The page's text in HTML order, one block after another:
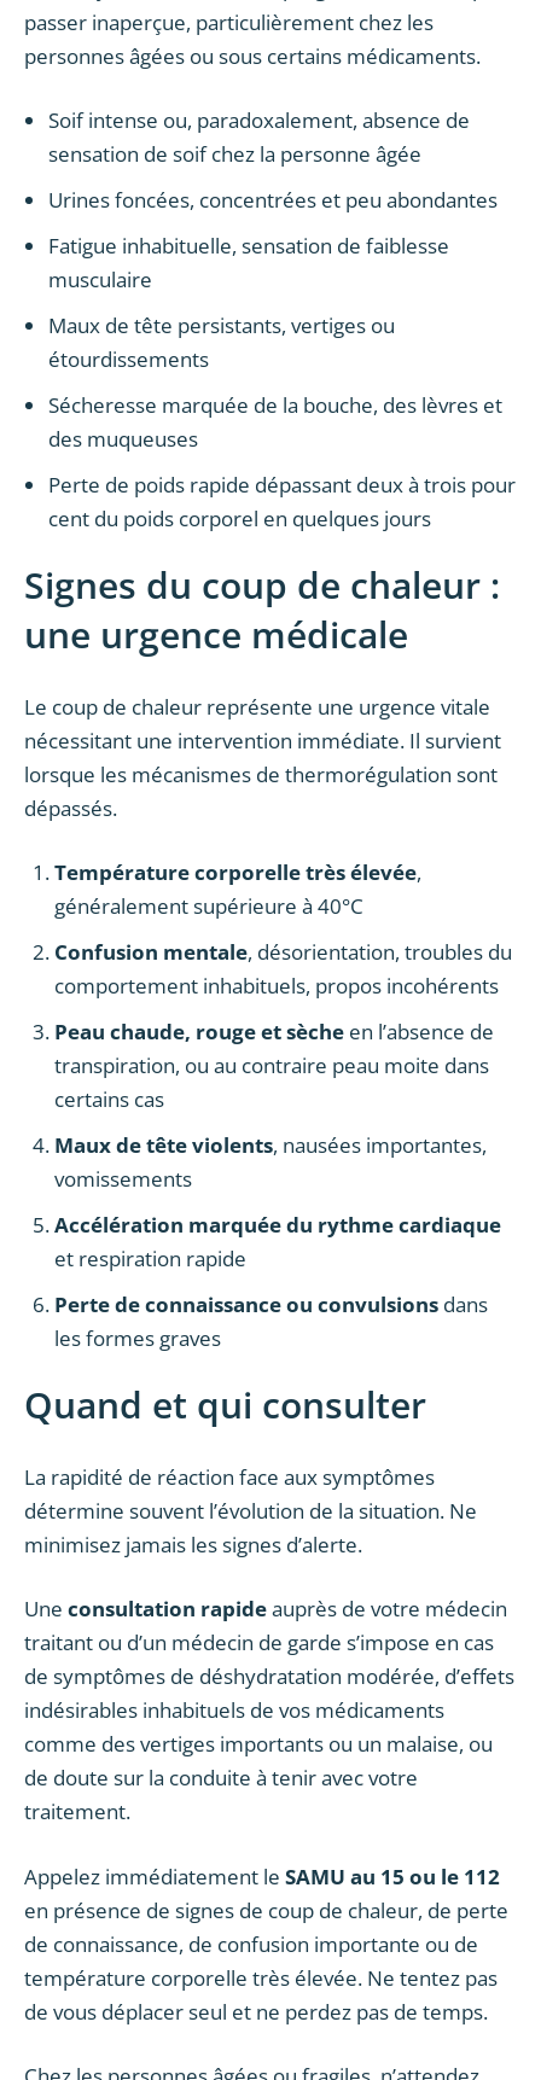
passer inaperçue, particulièrement chez les
personnes âgées ou sous certains médicaments.
Soif intense ou, paradoxalement, absence de
sensation de soif chez la personne âgée
Urines foncées, concentrées et peu abondantes
Fatigue inhabituelle, sensation de faiblesse
musculaire
Maux de tête persistants, vertiges ou
étourdissements
Sécheresse marquée de la bouche, des lèvres et
des muqueuses
Perte de poids rapide dépassant deux à trois pour
cent du poids corporel en quelques jours
Signes du coup de chaleur :
une urgence médicale
Le coup de chaleur représente une urgence vitale
nécessitant une intervention immédiate. Il survient
lorsque les mécanismes de thermorégulation sont
dépassés.
Température corporelle très élevée,
généralement supérieure à 40°C
Confusion mentale, désorientation, troubles du
comportement inhabituels, propos incohérents
Peau chaude, rouge et sèche en l’absence de
transpiration, ou au contraire peau moite dans
certains cas
Maux de tête violents, nausées importantes,
vomissements
Accélération marquée du rythme cardiaque
et respiration rapide
Perte de connaissance ou convulsions dans
les formes graves
Quand et qui consulter
La rapidité de réaction face aux symptômes
détermine souvent l’évolution de la situation. Ne
minimisez jamais les signes d’alerte.
Une consultation rapideauprès de votre médecin
traitant ou d’un médecin de garde s’impose en cas
de symptômes de déshydratation modérée, d’effets
indésirables inhabituels de vos médicaments
comme des vertiges importants ou un malaise, ou
de doute sur la conduite à tenir avec votre
traitement.
Appelez immédiatement le SAMU au 15 ou le 112
en présence de signes de coup de chaleur, de perte
de connaissance, de confusion importante ou de
température corporelle très élevée. Ne tentez pas
de vous déplacer seul et ne perdez pas de temps.